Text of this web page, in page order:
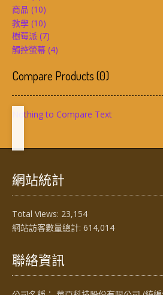
商品 (10)
教學 (10)
樹莓派 (7)
觸控螢幕 (4)
Compare Products(0)
Nothing to Compare Text
網站統計
Total Views: 23,154
網站訪客數量總計: 614,014
聯絡資訊